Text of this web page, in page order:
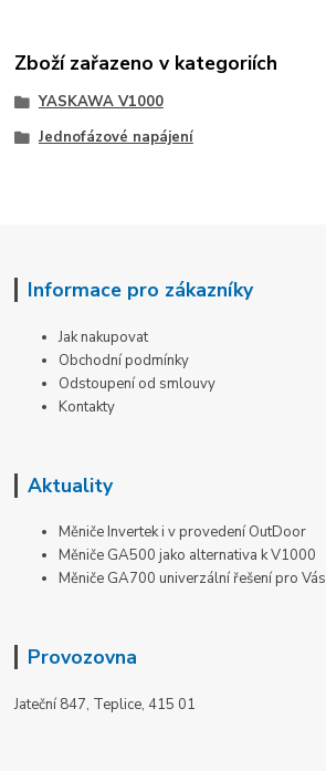
Zboží zařazeno v kategoriích
YASKAWA V1000
Jednofázové napájení
Informace pro zákazníky
Jak nakupovat
Obchodní podmínky
Odstoupení od smlouvy
Kontakty
Aktuality
Měniče Invertek i v provedení OutDoor
Měniče GA500 jako alternativa k V1000
Měniče GA700 univerzální řešení pro Vás
Provozovna
Jateční 847, Teplice, 415 01